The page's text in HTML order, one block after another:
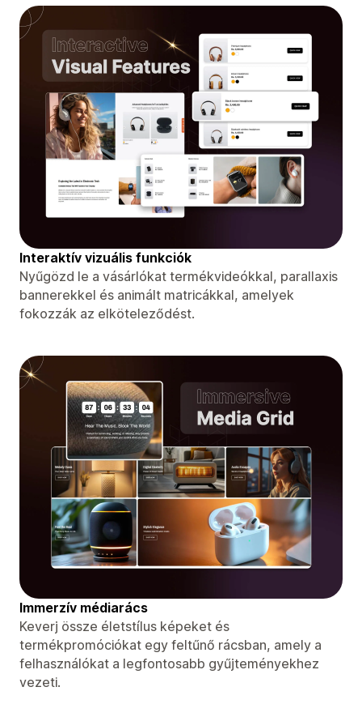
Interaktív vizuális funkciók
Nyűgözd le a vásárlókat termékvideókkal, parallaxis
bannerekkel és animált matricákkal, amelyek
fokozzák az elköteleződést.
Immerzív médiarács
Keverj össze életstílus képeket és
termékpromóciókat egy feltűnő rácsban, amely a
felhasználókat a legfontosabb gyűjteményekhez
vezeti.